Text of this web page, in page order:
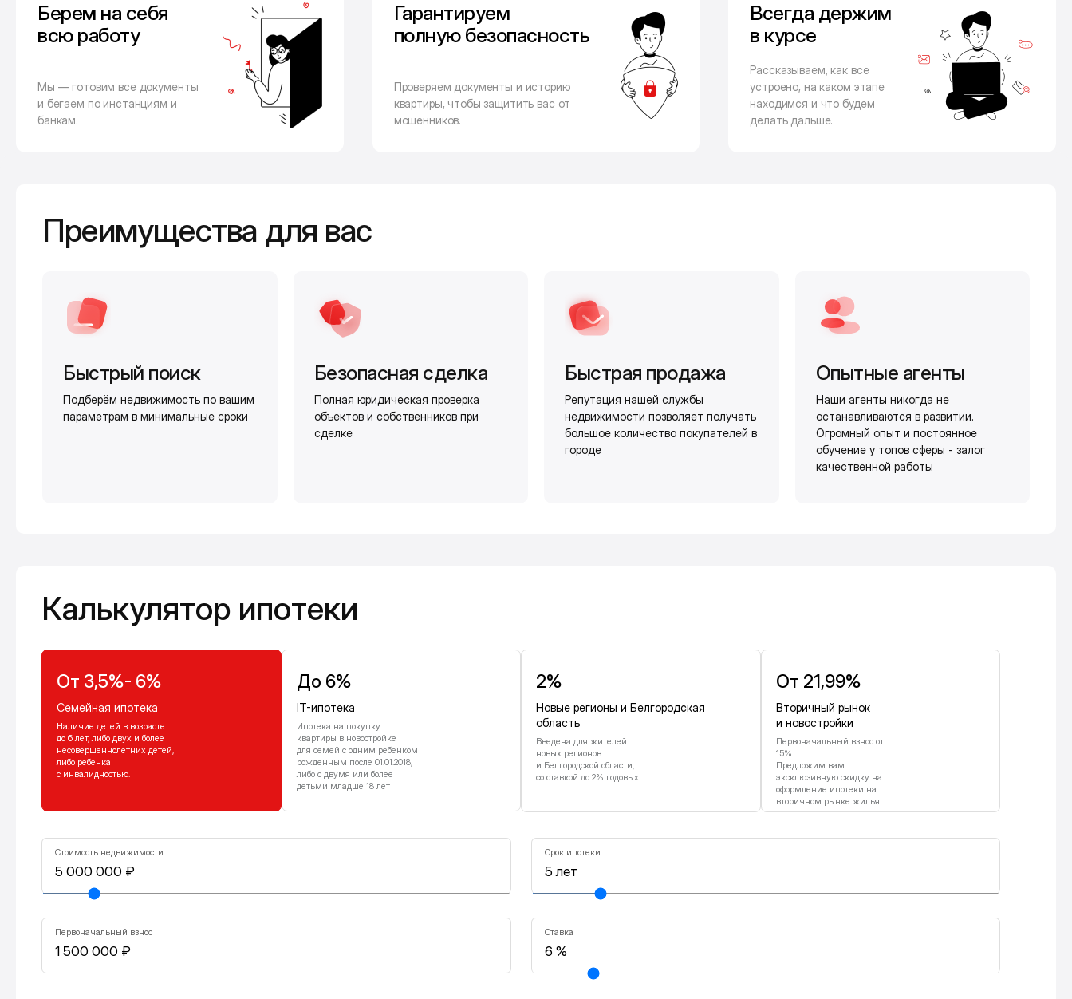
Берем на себя
всю работу
Мы — готовим все документы
и бегаем по инстанциям и
банкам.
Гарантируем
полную безопасность
Проверяем документы и историю
квартиры, чтобы защитить вас от
мошенников.
Всегда держим
в курсе
Рассказываем, как все
устроено, на каком этапе
находимся и что будем
делать дальше.
Преимущества для вас
Быстрый поиск
Подберём недвижимость по вашим
параметрам в минимальные сроки
Безопасная сделка
Полная юридическая проверка
объектов и собственников при
сделке
Быстрая продажа
Репутация нашей службы
недвижимости позволяет получать
большое количество покупателей в
городе
Опытные агенты
Наши агенты никогда не
останавливаются в развитии.
Огромный опыт и постоянное
обучение у топов сферы - залог
качественной работы
Калькулятор ипотеки
От 3,5%- 6%
Семейная ипотека
Наличие детей в возрасте
до 6 лет, либо двух и более
несовершеннолетних детей,
либо ребенка
с инвалидностью.
До 6%
IT-ипотека
Ипотека на покупку
квартиры в новостройке
для семей с одним ребенком
рожденным после 01.01.2018,
либо с двумя или более
детьми младше 18 лет
2%
Новые регионы и Белгородская
область
Введена для жителей
новых регионов
и Белгородской области,
со ставкой до 2% годовых.
От 21,99%
Вторичный рынок
и новостройки
Первоначальный взнос от
15%
Предложим вам
эксклюзивную скидку на
оформление ипотеки на
вторичном рынке жилья.
Стоимость недвижимости Срок ипотеки
Первоначальный взнос Ставка